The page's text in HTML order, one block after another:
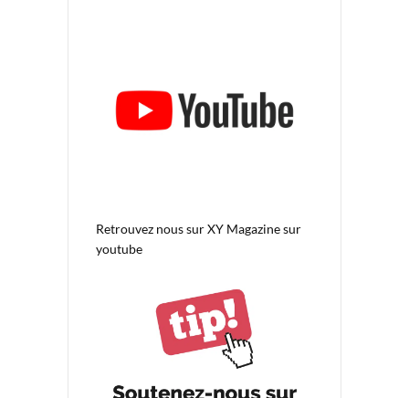
Retrouvez nous surXY Magazine sur
youtube